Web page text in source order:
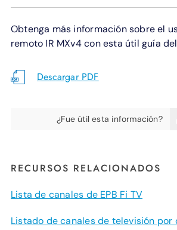
Obtenga más información sobre el
remoto IR MXv4 con esta útil guía
Descargar PDF
¿Fue útil esta información?
RECURSOS RELACIONADOS
Lista de canales de EPB Fi TV
Listado de canales de televisión por